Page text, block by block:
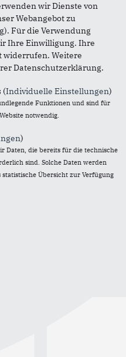
wir Dienste von
Webangebot zu
Für die Verwendung
Ihre Einwilligung. Ihre
widerrufen. Weitere
Datenschutzerklärung.
(Individuelle Einstellungen)
Funktionen und sind für
notwendig.
)
Daten, die bereits für die technische
sind. Solche Daten werden
Übersicht zur Verfügung